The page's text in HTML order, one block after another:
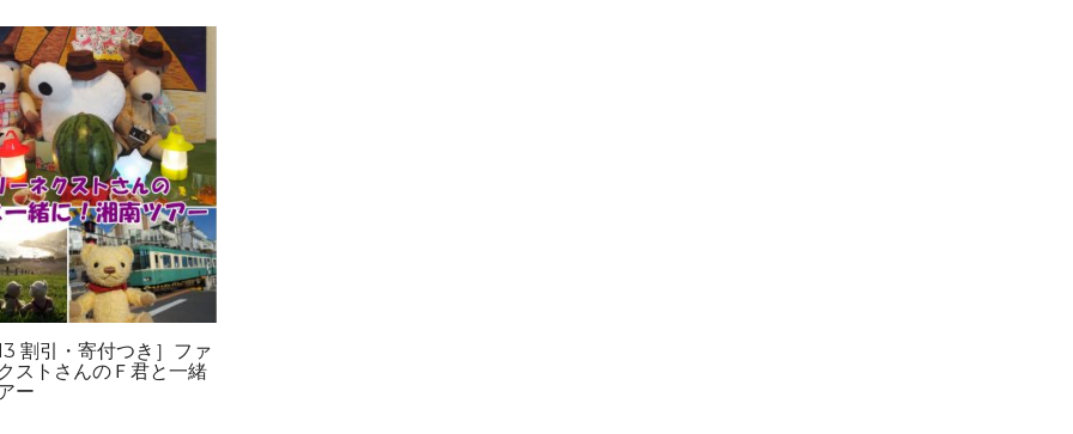
割引・寄付つき］ファ
ストさんのＦ君と一緒
ー